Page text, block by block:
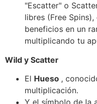
"Escatter" o
libres (Free
beneficios en un
multiplicando tu
Wild y Scatter
El Hueso ,
multiplicación.